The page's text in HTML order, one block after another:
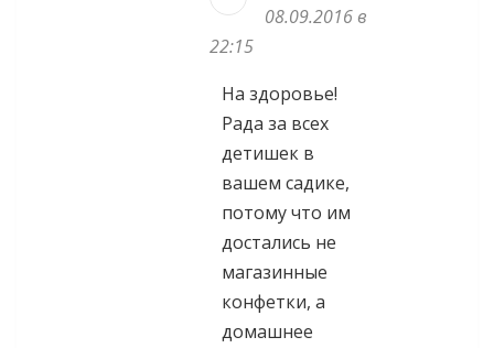
08.09.2016 в
22:15
На здоровье!
Рада за всех
детишек в
вашем садике,
потому что им
достались не
магазинные
конфетки, а
домашнее